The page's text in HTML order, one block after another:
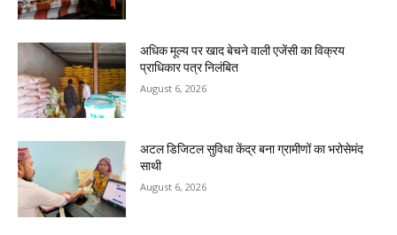
अधिक मूल्य पर खाद बेचने वाली एजेंसी का विक्रय
प्राधिकार पत्र निलंबित
August 6, 2026
अटल डिजिटल सुविधा केंद्र बना ग्रामीणों का भरोसेमंद
साथी
August 6, 2026